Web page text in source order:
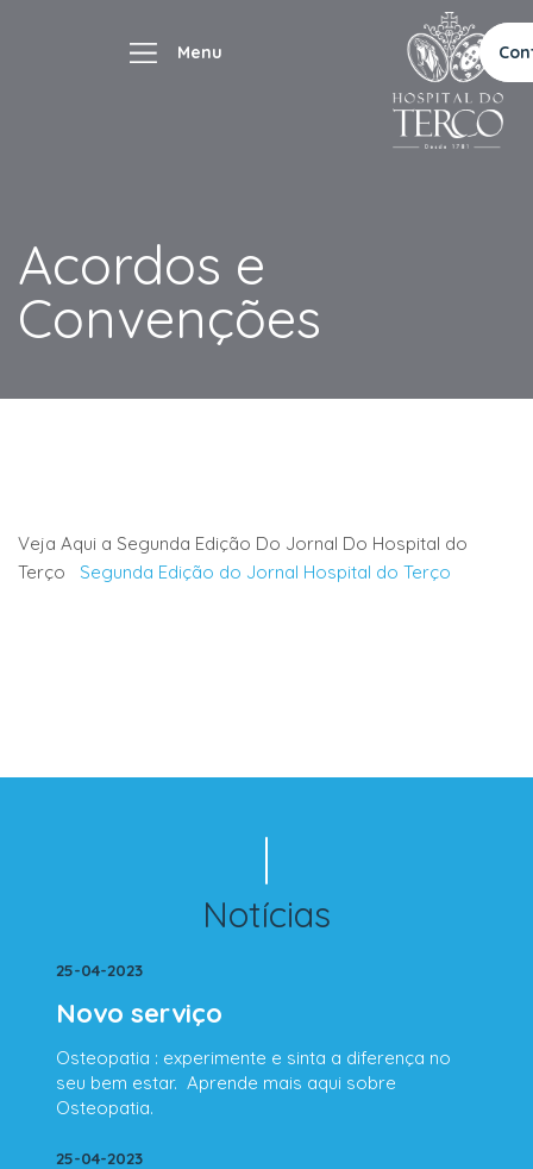
Acordos e
Convenções
Veja Aqui a Segunda Edição Do Jornal Do Hospital do
Terço Segunda Edição do Jornal Hospital do Terço
Notícias
25-04-2023
Novo serviço
Osteopatia : experimente e sinta a diferença no
seu bem estar. Aprende mais aqui sobre
Osteopatia.
25-04-2023